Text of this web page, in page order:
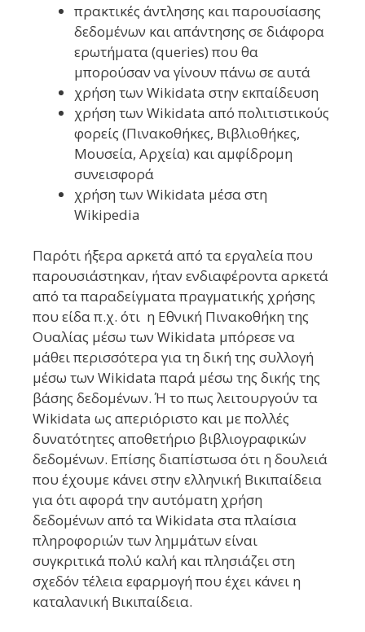
πρακτικές άντλησης και παρουσίασης
δεδομένων και απάντησης σε διάφορα
ερωτήματα (queries) που θα
μπορούσαν να γίνουν πάνω σε αυτά
χρήση των Wikidata στην εκπαίδευση
χρήση των Wikidata από πολιτιστικούς
φορείς (Πινακοθήκες, Βιβλιοθήκες,
Μουσεία, Αρχεία) και αμφίδρομη
συνεισφορά
χρήση των Wikidata μέσα στη
Wikipedia
Παρότι ήξερα αρκετά από τα εργαλεία που
παρουσιάστηκαν, ήταν ενδιαφέροντα αρκετά
από τα παραδείγματα πραγματικής χρήσης
που είδα π.χ. ότι η Εθνική Πινακοθήκη της
Ουαλίας μέσω των Wikidata μπόρεσε να
μάθει περισσότερα για τη δική της συλλογή
μέσω των Wikidata παρά μέσω της δικής της
βάσης δεδομένων. Ή το πως λειτουργούν τα
Wikidata ως απεριόριστο και με πολλές
δυνατότητες αποθετήριο βιβλιογραφικών
δεδομένων. Επίσης διαπίστωσα ότι η δουλειά
που έχουμε κάνει στην ελληνική Βικιπαίδεια
για ότι αφορά την αυτόματη χρήση
δεδομένων από τα Wikidata στα πλαίσια
πληροφοριών των λημμάτων είναι
συγκριτικά πολύ καλή και πλησιάζει στη
σχεδόν τέλεια εφαρμογή που έχει κάνει η
καταλανική Βικιπαίδεια.